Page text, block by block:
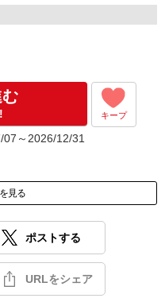
員登用前提でのお仕事も可
キープ
～2026/12/31
見る
ポストする
URLをシェア